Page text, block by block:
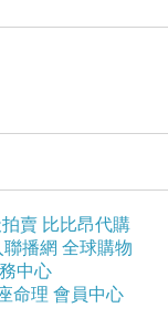
賣 比比昂代購
聯播網 全球購物
中心
命理 會員中心